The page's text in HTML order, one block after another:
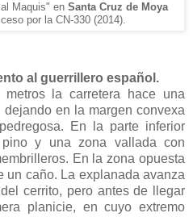
Maquis" en Santa Cruz de Moya
por la CN-330 (2014).
al guerrillero español.
la carretera hace una
en la margen convexa
En la parte inferior
y una zona vallada con
En la zona opuesta
un caño. La explanada avanza
cerrito, pero antes de llegar
planicie, en cuyo extremo